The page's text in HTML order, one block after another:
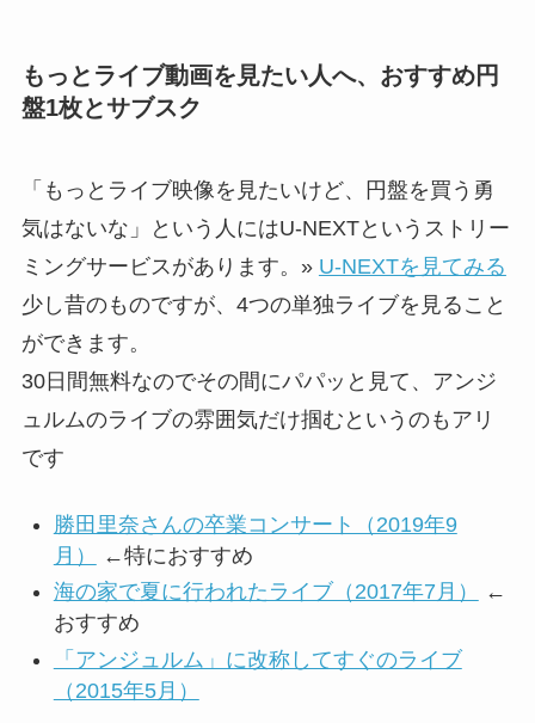
もっとライブ動画を見たい人へ、おすすめ円
盤1枚とサブスク
「もっとライブ映像を見たいけど、円盤を買う勇
気はないな」という人にはU-NEXTというストリー
ミングサービスがあります。» U-NEXTを見てみる
少し昔のものですが、4つの単独ライブを見ること
ができます。
30日間無料なのでその間にパパッと見て、アンジ
ュルムのライブの雰囲気だけ掴むというのもアリ
です
勝田里奈さんの卒業コンサート（2019年9
月）
←特におすすめ
海の家で夏に行われたライブ（2017年7月）
←
おすすめ
「アンジュルム」に改称してすぐのライブ
（2015年5月）